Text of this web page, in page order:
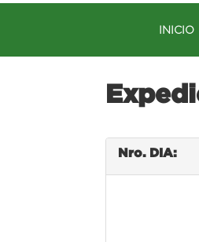
INICIO
Nro. DIA: